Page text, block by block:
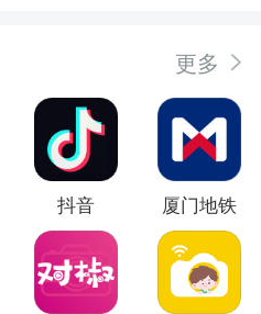
更多
抖音 厦门地铁